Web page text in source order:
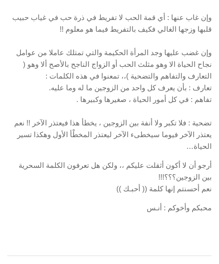
وإن غاب عنها : أي قمة الحب لا تفريط في ذرة حب في غياب حبيب
قلبها وزجها الغالي فكيف بالتفريط فيما هو معلوم !!
وإن غضب عليها وجد المرأة الحكيمة والتي تمتلك عاملا من عوامل
نجاح الحياة الا وهو مثلث الحب أو الزواج الناجح بالأصح ألا وهو (
التعارف والتفاهم والتضحية )،، تمعنوا في هذه الكلمات :
تعارف : بأن يعرف كل واحد من الزوجين ما له وما عليه.
تفاهم : في كل أمور الحياة ، صغيرها وكبيرها .
تضحية : فلا تكبر ولا أنفة بين الزوجين ، يخطأ هذا فيعتذر الآخر !! نعم
يعتذر الآخر فيوما سيخطىء الآخر ليعتذر المخطْأ الأول وهكذا تسير
الحياة…
أرجو أن لا أكون أثقلت عليكم ،، ولكن هل تعرفون الكلمة السحرية
بين الزوجين؟؟؟!!!
نعم أحسنتم إنها كلمة (( أحبـك ))
محبكم وأخوكم : أنـس